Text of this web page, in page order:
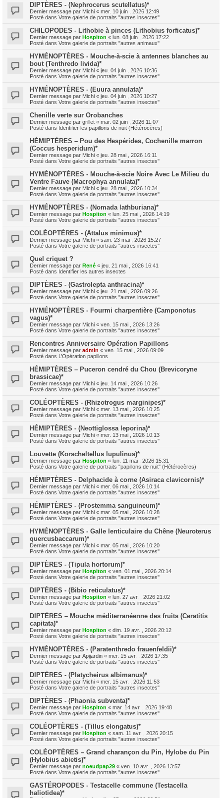
DIPTÈRES - (Nephrocerus scutellatus)*
Dernier message par Michi « mer. 10 juin , 2026 12:49
Posté dans Votre galerie de portraits "autres insectes"
CHILOPODES - Lithobie à pinces (Lithobius forficatus)*
Dernier message par Hospiton « lun. 08 juin , 2026 17:22
Posté dans Votre galerie de portraits "autres animaux"
HYMÉNOPTÈRES - Mouche-à-scie à antennes blanches au
bout (Tenthredo livida)*
Dernier message par Michi « jeu. 04 juin , 2026 10:36
Posté dans Votre galerie de portraits "autres insectes"
HYMÉNOPTÈRES - (Euura annulata)*
Dernier message par Michi « jeu. 04 juin , 2026 10:27
Posté dans Votre galerie de portraits "autres insectes"
Chenille verte sur Orobanches
Dernier message par grillet « mar. 02 juin , 2026 11:07
Posté dans Identifier les papillons de nuit (Hétérocères)
HÉMIPTÈRES – Pou des Hespérides, Cochenille marron
(Coccus hesperidum)*
Dernier message par Michi « jeu. 28 mai , 2026 16:11
Posté dans Votre galerie de portraits "autres insectes"
HYMÉNOPTÈRES - Mouche-à-scie Noire Avec Le Milieu du
Ventre Fauve (Macrophya annulata)*
Dernier message par Michi « jeu. 28 mai , 2026 10:34
Posté dans Votre galerie de portraits "autres insectes"
HYMÉNOPTÈRES - (Nomada lathburiana)*
Dernier message par Hospiton « lun. 25 mai , 2026 14:19
Posté dans Votre galerie de portraits "autres insectes"
COLÉOPTÈRES - (Attalus minimus)*
Dernier message par Michi « sam. 23 mai , 2026 15:27
Posté dans Votre galerie de portraits "autres insectes"
Quel criquet ?
Dernier message par René « jeu. 21 mai , 2026 16:41
Posté dans Identifier les autres insectes
DIPTÈRES - (Gastrolepta anthracina)*
Dernier message par Michi « jeu. 21 mai , 2026 09:26
Posté dans Votre galerie de portraits "autres insectes"
HYMÉNOPTÈRES - Fourmi charpentière (Camponotus
vagus)*
Dernier message par Michi « ven. 15 mai , 2026 13:26
Posté dans Votre galerie de portraits "autres insectes"
Rencontres Anniversaire Opération Papillons
Dernier message par admin « ven. 15 mai , 2026 09:09
Posté dans L’Opération papillons
HÉMIPTÈRES – Puceron cendré du Chou (Brevicoryne
brassicae)*
Dernier message par Michi « jeu. 14 mai , 2026 10:26
Posté dans Votre galerie de portraits "autres insectes"
COLÉOPTÈRES - (Rhizotrogus marginipes)*
Dernier message par Michi « mer. 13 mai , 2026 10:25
Posté dans Votre galerie de portraits "autres insectes"
HÉMIPTÈRES - (Neottiglossa leporina)*
Dernier message par Michi « mer. 13 mai , 2026 10:13
Posté dans Votre galerie de portraits "autres insectes"
Louvette (Korscheltellus lupulinus)*
Dernier message par Hospiton « lun. 11 mai , 2026 15:31
Posté dans Votre galerie de portraits "papillons de nuit" (Hétérocères)
HÉMIPTÈRES - Delphacide à corne (Asiraca clavicornis)*
Dernier message par Michi « mer. 06 mai , 2026 10:14
Posté dans Votre galerie de portraits "autres insectes"
HÉMIPTÈRES - (Prostemma sanguineum)*
Dernier message par Michi « mar. 05 mai , 2026 10:28
Posté dans Votre galerie de portraits "autres insectes"
HYMÉNOPTÈRES - Galle lenticulaire du Chêne (Neuroterus
quercusbaccarum)*
Dernier message par Michi « mar. 05 mai , 2026 10:20
Posté dans Votre galerie de portraits "autres insectes"
DIPTÈRES - (Tipula hortorum)*
Dernier message par Hospiton « ven. 01 mai , 2026 20:14
Posté dans Votre galerie de portraits "autres insectes"
DIPTÈRES - (Bibio reticulatus)*
Dernier message par Hospiton « lun. 27 avr. , 2026 21:02
Posté dans Votre galerie de portraits "autres insectes"
DIPTÈRES – Mouche méditerranéenne des fruits (Ceratitis
capitata)*
Dernier message par Hospiton « dim. 19 avr. , 2026 20:12
Posté dans Votre galerie de portraits "autres insectes"
HYMÉNOPTÈRES - (Paratenthredo frauenfeldii)*
Dernier message par Apijardin « mer. 15 avr. , 2026 17:35
Posté dans Votre galerie de portraits "autres insectes"
DIPTÈRES - (Platycheirus albimanus)*
Dernier message par Michi « mer. 15 avr. , 2026 11:53
Posté dans Votre galerie de portraits "autres insectes"
DIPTÈRES - (Phaonia subventa)*
Dernier message par Hospiton « mar. 14 avr. , 2026 19:48
Posté dans Votre galerie de portraits "autres insectes"
COLÉOPTÈRES - (Tillus elongatus)*
Dernier message par Hospiton « sam. 11 avr. , 2026 20:15
Posté dans Votre galerie de portraits "autres insectes"
COLÉOPTÈRES – Grand charançon du Pin, Hylobe du Pin
(Hylobius abietis)*
Dernier message par noeudpap29 « ven. 10 avr. , 2026 13:57
Posté dans Votre galerie de portraits "autres insectes"
GASTÉROPODES - Testacelle commune (Testacella
haliotidea)*